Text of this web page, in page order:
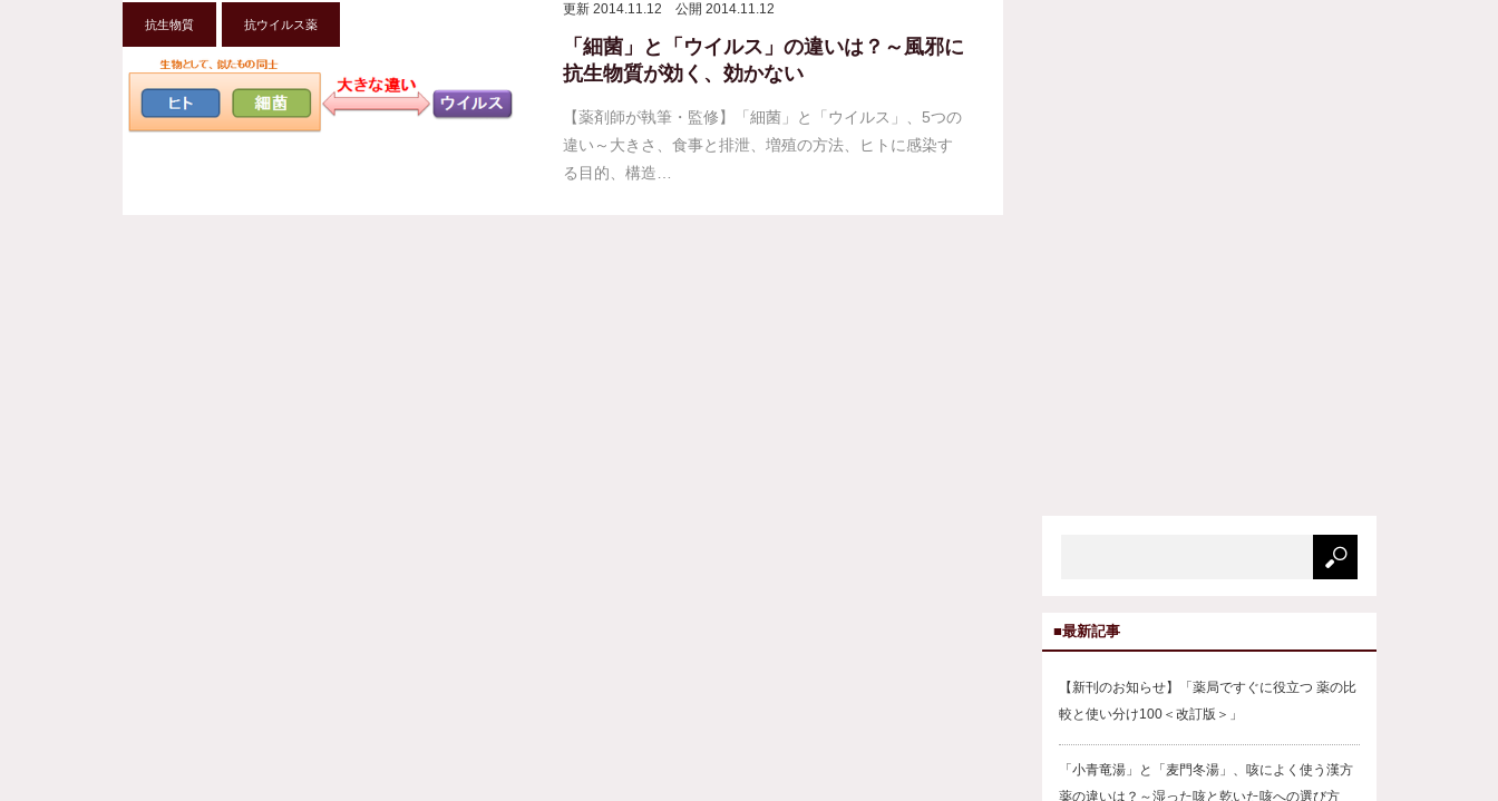
抗生物質 抗ウイルス薬
更新 2014.11.12 公開 2014.11.12
「細菌」と「ウイルス」の違いは？～風邪に
抗生物質が効く、効かない
【薬剤師が執筆・監修】「細菌」と「ウイルス」、5つの
違い～大きさ、食事と排泄、増殖の方法、ヒトに感染す
る目的、構造…
■最新記事
【新刊のお知らせ】「薬局ですぐに役立つ 薬の比
較と使い分け100＜改訂版＞」
「小青竜湯」と「麦門冬湯」、咳によく使う漢方
薬の違いは？～湿った咳と乾いた咳への選び方